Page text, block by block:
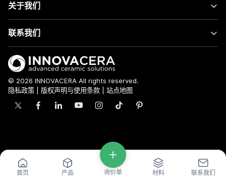
首页 产品 询价单 材料 联系我们
关于我们
联系我们
© 2026 INNOVACERA All rights reserved.
隐私政策
版权声明与使用条款 站点地图